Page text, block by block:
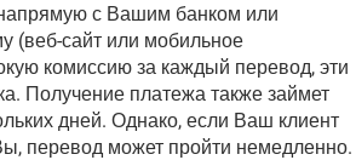
с Вашим банком или
(веб-сайт или мобильное
комиссию за каждый перевод, эти
Получение платежа также займет
дней. Однако, если Ваш клиент
перевод может пройти немедленно.